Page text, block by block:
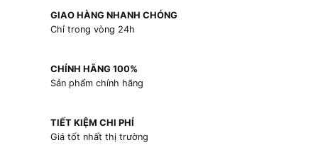
GIAO HÀNG NHANH CHÓNG
Chỉ trong vòng 24h
CHÍNH HÃNG 100%
Sản phẩm chính hãng
TIẾT KIỆM CHI PHÍ
Giá tốt nhất thị trường